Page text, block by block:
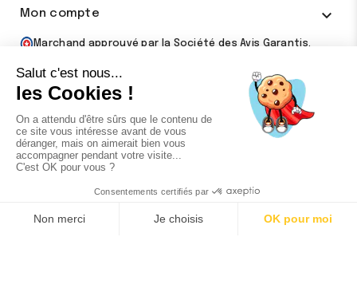
Mon compte 
Marchand approuvé par la Société des Avis Garantis,
N’hésitez pas à partager votre aventure
avec tous nos membres #Sport4Héros
#TousDesHéros
Nos conditions générales de vente
Notre politique de confidentialité